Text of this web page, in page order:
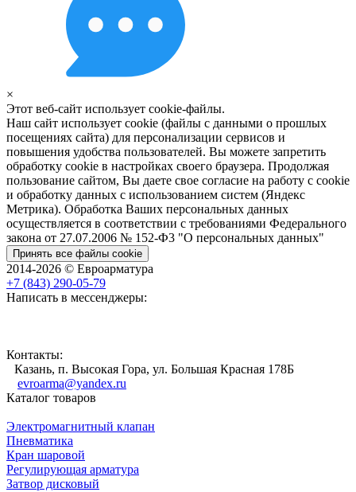
×
Этот веб-сайт использует cookie-файлы.
Наш сайт использует cookie (файлы с данными о прошлых
посещениях сайта) для персонализации сервисов и
повышения удобства пользователей. Вы можете запретить
обработку cookie в настройках своего браузера. Продолжая
пользование сайтом, Вы даете свое согласие на работу с cookie
и обработку данных с использованием систем (Яндекс
Метрика). Обработка Ваших персональных данных
осуществляется в соответствии с требованиями Федерального
закона от 27.07.2006 № 152-Ф3 "О персональных данных"
Принять все файлы cookie
2014-2026 © Евроарматура
+7 (843) 290-05-79
Написать в мессенджеры:
Контакты:
Казань, п. Высокая Гора, ул. Большая Красная 178Б
evroarma@yandex.ru
Каталог товаров
Электромагнитный клапан
Пневматика
Кран шаровой
Регулирующая арматура
Затвор дисковый